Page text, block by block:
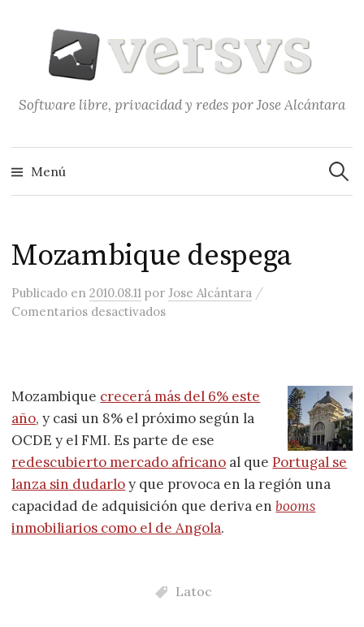
contenido
Software libre, privacidad y redes por Jose Alcántara
Menú
Mozambique despega
Publicado en2010.08.11 porJose Alcántara /
Comentarios desactivadosen Mozambique despega
Mozambique crecerá más del 6% este
año, y casi un 8% el próximo según la
OCDE y el FMI. Es parte de ese
redescubierto mercado africano al quePortugal se
lanza sin dudarloy que provoca en la región una
capacidad de adquisición que deriva enbooms
inmobiliarios como el de Angola.
Latoc